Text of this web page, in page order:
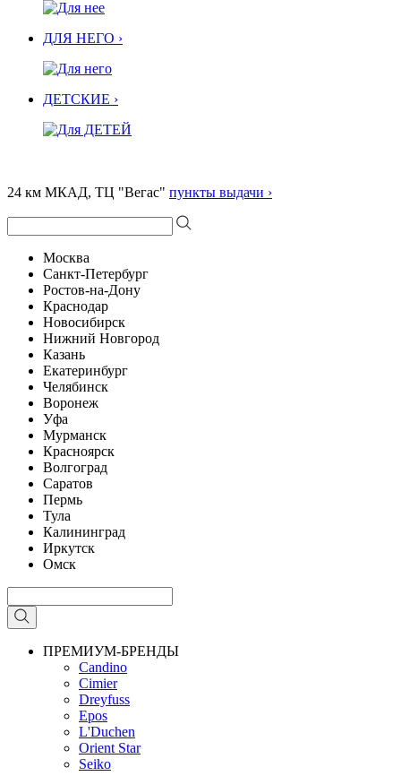
ДЛЯ НЕГО ›
ДЕТСКИЕ ›
24 км МКАД, ТЦ "Вегас" пункты выдачи ›
Москва
Санкт-Петербург
Ростов-на-Дону
Краснодар
Новосибирск
Нижний Новгород
Казань
Екатеринбург
Челябинск
Воронеж
Уфа
Мурманск
Красноярск
Волгоград
Саратов
Пермь
Тула
Калининград
Иркутск
Омск
ПРЕМИУМ-БРЕНДЫ
Candino
Cimier
Dreyfuss
Epos
L'Duchen
Orient Star
Seiko